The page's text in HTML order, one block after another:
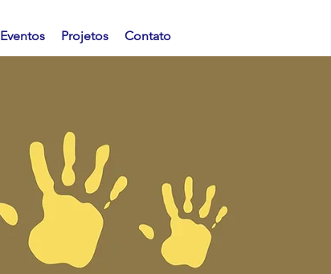
Eventos Projetos Contato